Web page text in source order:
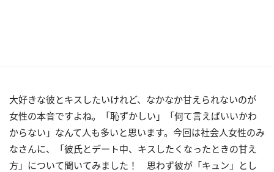
大好きな彼とキスしたいけれど、なかなか甘えられないのが
女性の本音ですよね。「恥ずかしい」「何て言えばいいかわ
からない」なんて人も多いと思います。今回は社会人女性のみ
なさんに、「彼氏とデート中、キスしたくなったときの甘え
方」について聞いてみました！ 思わず彼が「キュン」とし